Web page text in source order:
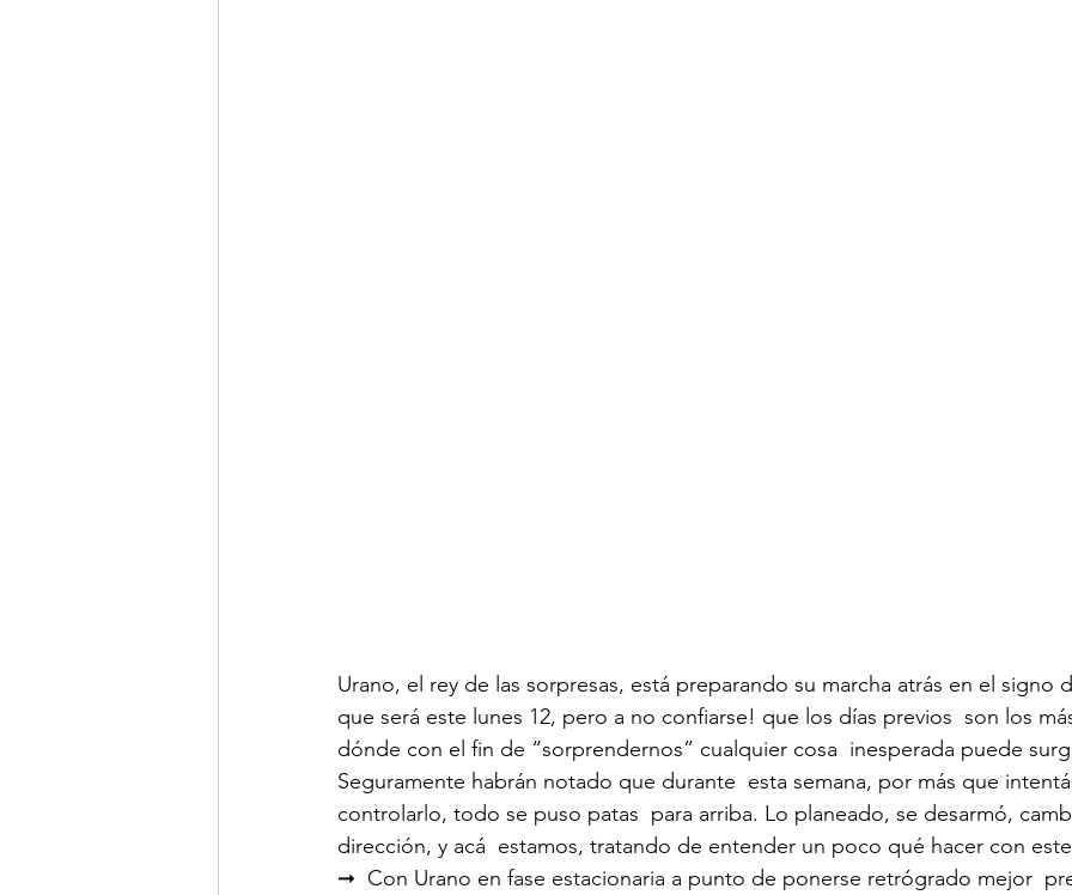
Urano, el rey de las sorpresas, está preparando su marcha atrás en el signo
que será este lunes 12, pero a no confiarse! que los días previos  son los
dónde con el fin de “sorprendernos” cualquier cosa  inesperada puede
Seguramente habrán notado que durante  esta semana, por más que
controlarlo, todo se puso patas  para arriba. Lo planeado, se desarmó,
dirección, y acá  estamos, tratando de entender un poco qué hacer con
➞  Con Urano en fase estacionaria a punto de ponerse retrógrado mejor